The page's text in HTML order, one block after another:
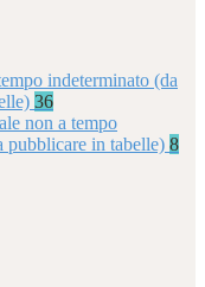
indeterminato (da
36
non a tempo
pubblicare in tabelle) 8